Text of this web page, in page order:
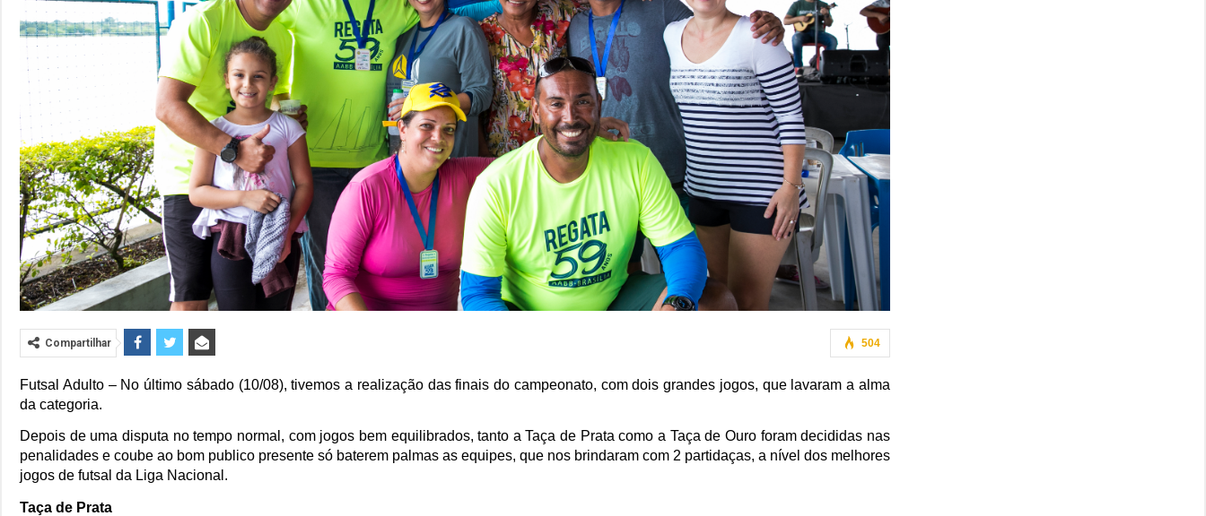
504
Compartilhar
Futsal Adulto – No último sábado (10/08), tivemos a realização das finais do campeonato, com dois grandes jogos, que lavaram a alma
da categoria.
Depois de uma disputa no tempo normal, com jogos bem equilibrados, tanto a Taça de Prata como a Taça de Ouro foram decididas nas
penalidades e coube ao bom publico presente só baterem palmas as equipes, que nos brindaram com 2 partidaças, a nível dos melhores
jogos de futsal da Liga Nacional.
Taça de Prata